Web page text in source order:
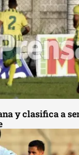
y clasifica a